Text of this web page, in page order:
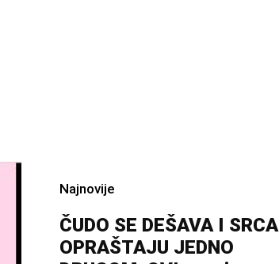
Najnovije
ČUDO SE DEŠAVA I SRCA
OPRAŠTAJU JEDNO